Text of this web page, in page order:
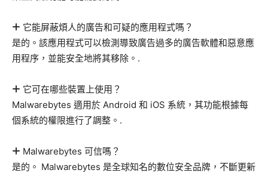
它能屏蔽煩人的廣告和可疑的應用程式嗎？
是的。該應用程式可以檢測導致廣告過多的廣告軟體和惡意應
用程序，並能安全地將其移除。.
它可在哪些裝置上使用？
Malwarebytes 適用於 Android 和 iOS 系統，其功能根據每
個系統的權限進行了調整。.
Malwarebytes 可信嗎？
是的。 Malwarebytes 是全球知名的數位安全品牌，不斷更新